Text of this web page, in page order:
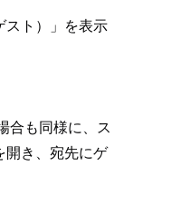
ト）」を表示
も同様に、ス
開き、宛先にゲ